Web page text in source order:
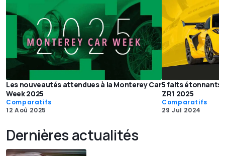
Les nouveautés attendues à la Monterey Car
Week 2025
Comparatifs
12 Aoû 2025
5 faits étonnants
ZR1 2025
Comparatifs
29 Jul 2024
Dernières actualités